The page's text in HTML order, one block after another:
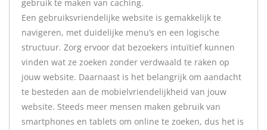
gebruik te maken van caching.
Een gebruiksvriendelijke website is gemakkelijk te
navigeren, met duidelijke menu’s en een logische
structuur. Zorg ervoor dat bezoekers intuïtief kunnen
vinden wat ze zoeken zonder verdwaald te raken op
jouw website. Daarnaast is het belangrijk om aandacht
te besteden aan de mobielvriendelijkheid van jouw
website. Steeds meer mensen maken gebruik van
smartphones en tablets om online te zoeken, dus het is